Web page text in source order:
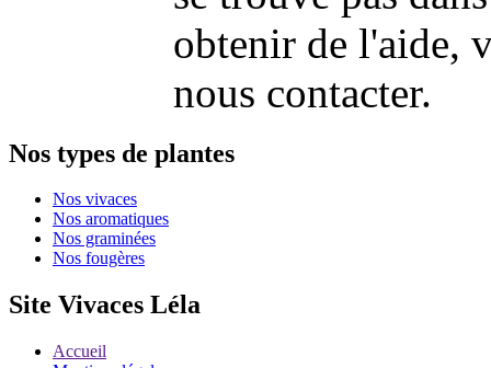
obtenir de l'aide,
nous contacter.
Nos types de plantes
Nos vivaces
Nos aromatiques
Nos graminées
Nos fougères
Site Vivaces Léla
Accueil